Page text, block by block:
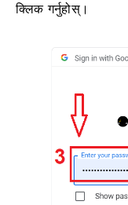
क्लिक गर्नुहोस्।